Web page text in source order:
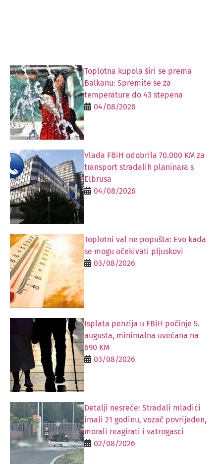
Toplotna kupola širi se prema
Balkanu: Spremite se za
temperature do 43 stepena
04/08/2026
Vlada FBiH odobrila 70.000 KM za
transport stradalih planinara s
Elbrusa
04/08/2026
Toplotni val ne popušta: Evo kada
se mogu očekivati pljuskovi
03/08/2026
Isplata penzija u FBiH počinje 5.
augusta, minimalna uvećana na
690 KM
03/08/2026
Detalji nesreće: Stradali mladići
imali 21 godinu, vozač povrijeđen,
morali reagirati i vatrogasci
02/08/2026